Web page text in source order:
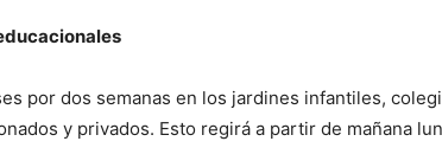
por dos semanas en los jardines infantiles,
y privados. Esto regirá a partir de mañana